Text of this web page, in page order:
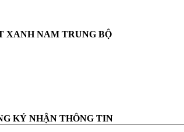
XANH NAM TRUNG BỘ
KÝ NHẬN THÔNG TIN